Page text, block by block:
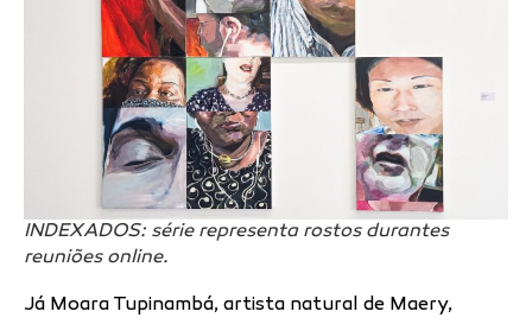
INDEXADOS: série representa rostos durantes
reuniões online.
Já Moara Tupinambá, artista natural de Maery,